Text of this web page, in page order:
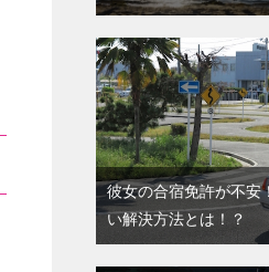
彼女の合宿免許が不安
い解決方法とは！？